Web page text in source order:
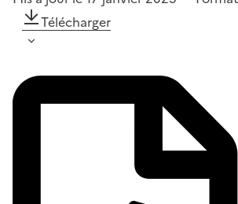
Télécharger